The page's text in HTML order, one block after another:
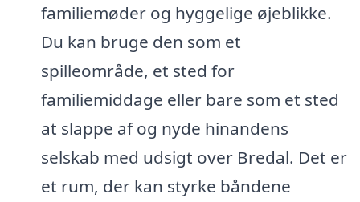
familiemøder og hyggelige øjeblikke.
Du kan bruge den som et
spilleområde, et sted for
familiemiddage eller bare som et sted
at slappe af og nyde hinandens
selskab med udsigt over Bredal. Det er
et rum, der kan styrke båndene